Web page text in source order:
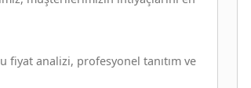
fiyat analizi, profesyonel tanıtım ve